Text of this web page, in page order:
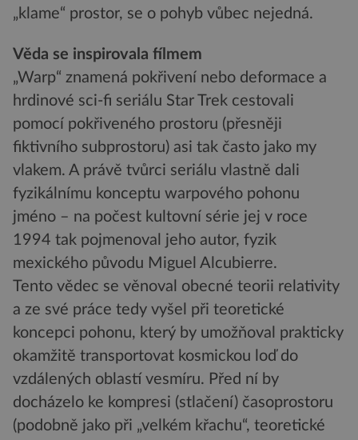
„klame“ prostor, se o pohyb vůbec nejedná.
Věda se inspirovala fílmem
„Warp“ znamená pokřivení nebo deformace a
hrdinové sci-fi seriálu Star Trek cestovali
pomocí pokřiveného prostoru (přesněji
fiktivního subprostoru) asi tak často jako my
vlakem. A právě tvůrci seriálu vlastně dali
fyzikálnímu konceptu warpového pohonu
jméno – na počest kultovní série jej v roce
1994 tak pojmenoval jeho autor, fyzik
mexického původu Miguel Alcubierre.
Tento vědec se věnoval obecné teorii relativity
a ze své práce tedy vyšel při teoretické
koncepci pohonu, který by umožňoval prakticky
okamžitě transportovat kosmickou loď do
vzdálených oblastí vesmíru. Před ní by
docházelo ke kompresi (stlačení) časoprostoru
(podobně jako při „velkém křachu“, teoretické